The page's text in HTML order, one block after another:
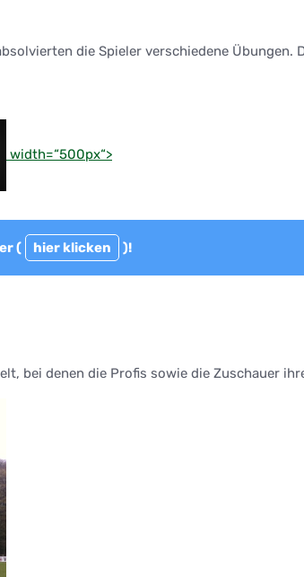
die Spieler verschiedene Übungen.
width=“500px“>
( hier klicken )!
bei denen die Profis sowie die Zuschauer